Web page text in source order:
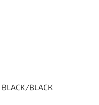
BLACK